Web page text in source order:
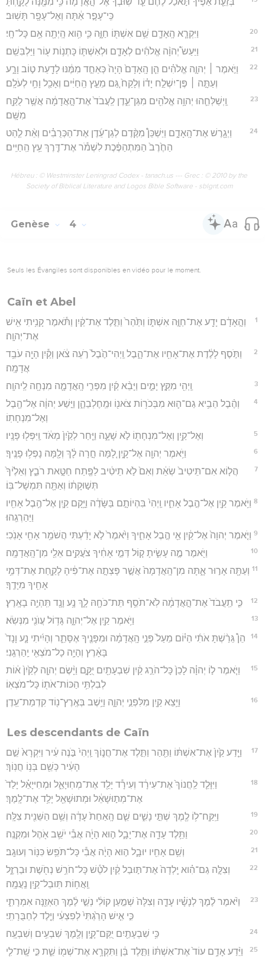
כִּֽי־עָפָ֣ר אַ֔תָּה וְאֶל־עָפָ֖ר תָּשֽׁוּב׃
20 וַיִּקְרָ֧א הָֽאָדָ֛ם שֵׁ֥ם אִשְׁתּ֖וֹ חַוָּ֑ה כִּ֛י הִ֥וא הָֽיְתָ֖ה אֵ֥ם כָּל־חָֽי׃
21 וַיַּעַשׂ֩ יְהוָ֨ה אֱלֹהִ֜ים לְאָדָ֧ם וּלְאִשְׁתּ֛וֹ כָּתְנ֥וֹת ע֖וֹר וַיַּלְבִּשֵֽׁם׃
22
וַיֹּ֣אמֶר ׀ יְהוָ֣ה אֱלֹהִ֗ים הֵ֤ן הָֽאָדָם֙ הָיָה֙ כְּאַחַ֣ד מִמֶּ֔נּוּ לָדַ֖עַת ט֣וֹב וָרָ֑ע
וְעַתָּ֣ה ׀ פֶּן־יִשְׁלַ֣ח יָד֗וֹ וְלָקַח֙ גַּ֚ם מֵעֵ֣ץ הַֽחַיִּ֔ים וְאָכַ֖ל וָחַ֥י לְעֹלָֽם׃
23
וַֽיְשַׁלְּחֵ֛הוּ יְהוָ֥ה אֱלֹהִ֖ים מִגַּן־עֵ֑דֶן לַֽעֲבֹד֙ אֶת־הָ֣אֲדָמָ֔ה אֲשֶׁ֥ר לֻקַּ֖ח
מִשָּֽׁם׃
24
וַיְגָ֖רֶשׁ אֶת־הָֽאָדָ֑ם וַיַּשְׁכֵּן֩ מִקֶּ֨דֶם לְגַן־עֵ֜דֶן אֶת־הַכְּרֻבִ֗ים וְאֵ֨ת לַ֤הַט
הַחֶ֙רֶב֙ הַמִּתְהַפֶּ֔כֶת לִשְׁמֹ֕ר אֶת־דֶּ֖רֶךְ עֵ֥ץ הַֽחַיִּֽים׃
Hébreu : © Westminster Leningrad Codex - tanach.us --- Grec : © 2010 by the
Society of Biblical Literature and Logos Bible Software - sblgnt.com
Genèse 4
Seuls les Évangiles sont disponibles en vidéo pour le moment.
Caïn et Abel
1
וְהָ֣אָדָ֔ם יָדַ֖ע אֶת־חַוָּ֣ה אִשְׁתּ֑וֹ וַתַּ֙הַר֙ וַתֵּ֣לֶד אֶת־קַ֔יִן וַתֹּ֕אמֶר קָנִ֥יתִי אִ֖ישׁ
אֶת־יְהוָֽה׃
2
וַתֹּ֣סֶף לָלֶ֔דֶת אֶת־אָחִ֖יו אֶת־הָ֑בֶל וַֽיְהִי־הֶ֙בֶל֙ רֹ֣עֵה צֹ֔אן וְקַ֕יִן הָיָ֖ה עֹבֵ֥ד
אֲדָמָֽה׃
3 וַֽיְהִ֖י מִקֵּ֣ץ יָמִ֑ים וַיָּבֵ֨א קַ֜יִן מִפְּרִ֧י הָֽאֲדָמָ֛ה מִנְחָ֖ה לַֽיהוָֽה׃
4
וְהֶ֨בֶל הֵבִ֥יא גַם־ה֛וּא מִבְּכֹר֥וֹת צֹאנ֖וֹ וּמֵֽחֶלְבֵהֶ֑ן וַיִּ֣שַׁע יְהוָ֔ה אֶל־הֶ֖בֶל
וְאֶל־מִנְחָתֽוֹ׃
5 וְאֶל־קַ֥יִן וְאֶל־מִנְחָת֖וֹ לֹ֣א שָׁעָ֑ה וַיִּ֤חַר לְקַ֙יִן֙ מְאֹ֔ד וַֽיִּפְּל֖וּ פָּנָֽיו׃
6 וַיֹּ֥אמֶר יְהוָ֖ה אֶל־קָ֑יִן לָ֚מָּה חָ֣רָה לָ֔ךְ וְלָ֖מָּה נָפְל֥וּ פָנֶֽיךָ׃
7
הֲל֤וֹא אִם־תֵּיטִיב֙ שְׂאֵ֔ת וְאִם֙ לֹ֣א תֵיטִ֔יב לַפֶּ֖תַח חַטָּ֣את רֹבֵ֑ץ וְאֵלֶ֙יךָ֙
תְּשׁ֣וּקָת֔וֹ וְאַתָּ֖ה תִּמְשָׁל־בּֽוֹ׃
8 וַיֹּ֥אמֶר קַ֖יִן אֶל־הֶ֣בֶל אָחִ֑יו וַֽיְהִי֙ בִּהְיוֹתָ֣ם בַּשָּׂדֶ֔ה וַיָּ֥קָם קַ֛יִן אֶל־הֶ֥בֶל אָחִ֖יו
וַיַּהַרְגֵֽהוּ׃
9 וַיֹּ֤אמֶר יְהוָה֙ אֶל־קַ֔יִן אֵ֖י הֶ֣בֶל אָחִ֑יךָ וַיֹּ֙אמֶר֙ לֹ֣א יָדַ֔עְתִּי הֲשֹׁמֵ֥ר אָחִ֖י אָנֹֽכִי׃
10 וַיֹּ֖אמֶר מֶ֣ה עָשִׂ֑יתָ ק֚וֹל דְּמֵ֣י אָחִ֔יךָ צֹעֲקִ֥ים אֵלַ֖י מִן־הָֽאֲדָמָֽה׃
11 וְעַתָּ֖ה אָר֣וּר אָ֑תָּה מִן־הָֽאֲדָמָה֙ אֲשֶׁ֣ר פָּצְתָ֣ה אֶת־פִּ֔יהָ לָקַ֛חַת אֶת־דְּמֵ֥י
אָחִ֖יךָ מִיָּדֶֽךָ׃
12 כִּ֤י תַֽעֲבֹד֙ אֶת־הָ֣אֲדָמָ֔ה לֹֽא־תֹסֵ֥ף תֵּת־כֹּחָ֖הּ לָ֑ךְ נָ֥ע וָנָ֖ד תִּֽהְיֶ֥ה בָאָֽרֶץ׃
13 וַיֹּ֥אמֶר קַ֖יִן אֶל־יְהוָ֑ה גָּד֥וֹל עֲוֺנִ֖י מִנְּשֹֽׂא׃
14
הֵן֩ גֵּרַ֨שְׁתָּ אֹתִ֜י הַיּ֗וֹם מֵעַל֙ פְּנֵ֣י הָֽאֲדָמָ֔ה וּמִפָּנֶ֖יךָ אֶסָּתֵ֑ר וְהָיִ֜יתִי נָ֤ע וָנָד֙
בָּאָ֔רֶץ וְהָיָ֥ה כָל־מֹצְאִ֖י יַֽהַרְגֵֽנִי׃
15
וַיֹּ֧אמֶר ל֣וֹ יְהוָ֗ה לָכֵן֙ כָּל־הֹרֵ֣ג קַ֔יִן שִׁבְעָתַ֖יִם יֻקָּ֑ם וַיָּ֨שֶׂם יְהוָ֤ה לְקַ֙יִן֙ א֔וֹת
לְבִלְתִּ֥י הַכּוֹת־אֹת֖וֹ כָּל־מֹצְאֽוֹ׃
16 וַיֵּ֥צֵא קַ֖יִן מִלִּפְנֵ֣י יְהוָ֑ה וַיֵּ֥שֶׁב בְּאֶֽרֶץ־נ֖וֹד קִדְמַת־עֵֽדֶן׃
Les descendants de Caïn
17
וַיֵּ֤דַע קַ֙יִן֙ אֶת־אִשְׁתּ֔וֹ וַתַּ֖הַר וַתֵּ֣לֶד אֶת־חֲנ֑וֹךְ וַֽיְהִי֙ בֹּ֣נֶה עִ֔יר וַיִּקְרָא֙ שֵׁ֣ם
הָעִ֔יר כְּשֵׁ֖ם בְּנ֥וֹ חֲנֽוֹךְ׃
18
וַיִּוָּלֵ֤ד לַֽחֲנוֹךְ֙ אֶת־עִירָ֔ד וְעִירָ֕ד יָלַ֖ד אֶת־מְחֽוּיָאֵ֑ל וּמְחִיּיָאֵ֗ל יָלַד֙
אֶת־מְת֣וּשָׁאֵ֔ל וּמְתוּשָׁאֵ֖ל יָלַ֥ד אֶת־לָֽמֶךְ׃
19 וַיִּֽקַּֽח־ל֥וֹ לֶ֖מֶךְ שְׁתֵּ֣י נָשִׁ֑ים שֵׁ֤ם הָֽאַחַת֙ עָדָ֔ה וְשֵׁ֥ם הַשֵּׁנִ֖ית צִלָּֽה׃
20 וַתֵּ֥לֶד עָדָ֖ה אֶת־יָבָ֑ל ה֣וּא הָיָ֔ה אֲבִ֕י יֹשֵׁ֥ב אֹ֖הֶל וּמִקְנֶֽה׃
21 וְשֵׁ֥ם אָחִ֖יו יוּבָ֑ל ה֣וּא הָיָ֔ה אֲבִ֕י כָּל־תֹּפֵ֥שׂ כִּנּ֖וֹר וְעוּגָֽב׃
22
וְצִלָּ֣ה גַם־הִ֗וא יָֽלְדָה֙ אֶת־תּ֣וּבַל קַ֔יִן לֹטֵ֕שׁ כָּל־חֹרֵ֥שׁ נְחֹ֖שֶׁת וּבַרְזֶ֑ל
וַֽאֲח֥וֹת תּֽוּבַל־קַ֖יִן נַֽעֲמָֽה׃
23
וַיֹּ֨אמֶר לֶ֜מֶךְ לְנָשָׁ֗יו עָדָ֤ה וְצִלָּה֙ שְׁמַ֣עַן קוֹלִ֔י נְשֵׁ֣י לֶ֔מֶךְ הַאְזֵ֖נָּה אִמְרָתִ֑י
כִּ֣י אִ֤ישׁ הָרַ֙גְתִּי֙ לְפִצְעִ֔י וְיֶ֖לֶד לְחַבֻּרָתִֽי׃
24 כִּ֥י שִׁבְעָתַ֖יִם יֻקַּם־קָ֑יִן וְלֶ֖מֶךְ שִׁבְעִ֥ים וְשִׁבְעָֽה׃
25
וַיֵּ֨דַע אָדָ֥ם עוֹד֙ אֶת־אִשְׁתּ֔וֹ וַתֵּ֣לֶד בֵּ֔ן וַתִּקְרָ֥א אֶת־שְׁמ֖וֹ שֵׁ֑ת כִּ֣י שָֽׁת־לִ֤י